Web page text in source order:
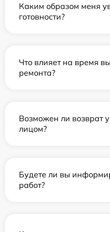
Каким образом меня
готовности?
Что влияет на время
ремонта?
Возможен ли возврат
лицом?
Будете ли вы
работ?